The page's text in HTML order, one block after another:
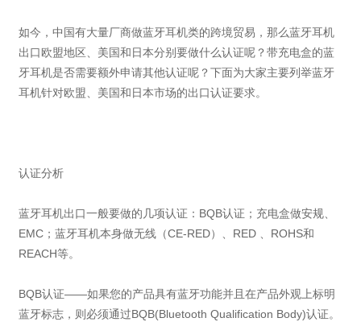
如今，中国有大量厂商做蓝牙耳机类的跨境贸易，那么蓝牙耳机
出口欧盟地区、美国和日本分别要做什么认证呢？带充电盒的蓝
牙耳机是否需要额外申请其他认证呢？下面为大家主要列举蓝牙
耳机针对欧盟、美国和日本市场的出口认证要求。
认证分析
蓝牙耳机出口一般要做的几项认证：BQB认证；充电盒做安规、
EMC；蓝牙耳机本身做无线（CE-RED）、RED 、ROHS和
REACH等。
BQB认证——如果您的产品具有蓝牙功能并且在产品外观上标明
蓝牙标志，则必须通过BQB(Bluetooth Qualification Body)认证。